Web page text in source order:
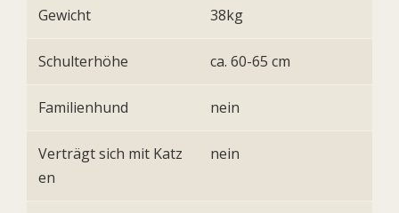
Gewicht 38kg
Schulterhöhe ca. 60-65 cm
Familienhund nein
Verträgt sich mit Katz
en
nein